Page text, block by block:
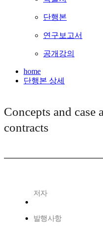
단행본
연구보고서
공개강의
home
단행본 상세
Concepts and
contracts
저자
발행사항